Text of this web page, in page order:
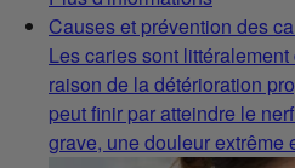
Causes et prévention des
Les caries sont
raison de la détérioration
peut finir par atteindre le
grave, une douleur extrême